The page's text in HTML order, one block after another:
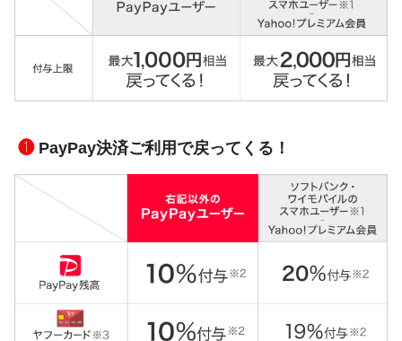
❶PayPay決済ご利用で戻ってくる！